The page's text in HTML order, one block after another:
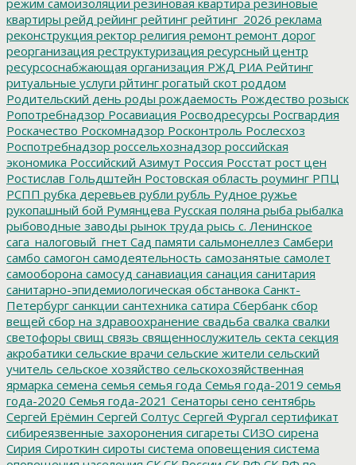
квартиры рейд рейинг рейтинг рейтинг_2026 реклама
реконструкция ректор религия ремонт ремонт дорог
реорганизация реструктуризация ресурсный центр
ресурсоснабжающая организация РЖД РИА Рейтинг
ритуальные услуги рйтинг рогатый скот роддом
Родительский день роды рождаемость Рождество розыск
Ропотребнадзор Росавиация Росводресурсы Росгвардия
Роскачество Роскомнадзор Росконтроль Рослесхоз
Роспотребнадзор россельхознадзор российская
экономика Российский Азимут Россия Росстат рост цен
Ростислав Гольдштейн Ростовская область роуминг РПЦ
РСПП рубка деревьев рубли рубль Рудное ружье
рукопашный бой Румянцева Русская поляна рыба рыбалка
рыбоводные заводы рынок труда рысь с. Ленинское
сага_налоговый_гнет Сад памяти сальмонеллез Самбери
самбо самогон самодеятельность самозанятые самолет
самооборона самосуд санавиация санация санитария
санитарно-эпидемиологическая обстанвока Санкт-
Петербург санкции сантехника сатира Сбербанк сбор
вещей сбор на здравоохранение свадьба свалка свалки
светофоры свищ связь священнослужитель секта секция
акробатики сельские врачи сельские жители сельский
учитель сельское хозяйство сельскохозяйственная
ярмарка семена семья семья года Семья года-2019 семья
года-2020 Семья года-2021 Сенаторы сено сентябрь
Сергей Ерёмин Сергей Солтус Сергей Фургал сертификат
сибиреязвенные захоронения сигареты СИЗО сирена
Сирия Сироткин сироты система оповещения система